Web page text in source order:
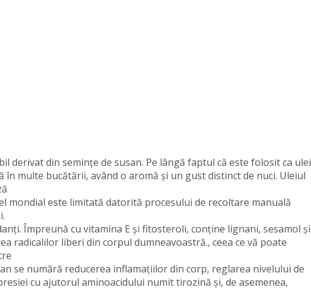
derivat din semințe de susan. Pe lângă faptul că este folosit ca ulei
multe bucătării, având o aromă și un gust distinct de nuci. Uleiul
mondial este limitată datorită procesului de recoltare manuală
Împreună cu vitamina E și fitosteroli, conține lignani, sesamol și
radicalilor liberi din corpul dumneavoastră., ceea ce vă poate
se numără reducerea inflamațiilor din corp, reglarea nivelului de
cu ajutorul aminoacidului numit tirozină și, de asemenea,